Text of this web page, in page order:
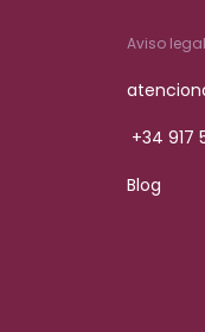
Aviso legal
+34 917
Blog